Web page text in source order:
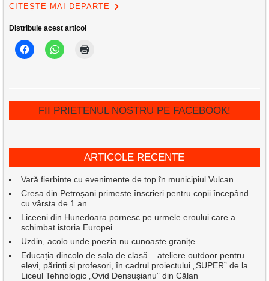
CITEȘTE MAI DEPARTE
Distribuie acest articol
FII PRIETENUL NOSTRU PE FACEBOOK!
ARTICOLE RECENTE
Vară fierbinte cu evenimente de top în municipiul Vulcan
Creșa din Petroșani primește înscrieri pentru copii începând
cu vârsta de 1 an
Liceeni din Hunedoara pornesc pe urmele eroului care a
schimbat istoria Europei
Uzdin, acolo unde poezia nu cunoaște granițe
Educația dincolo de sala de clasă – ateliere outdoor pentru
elevi, părinți și profesori, în cadrul proiectului „SUPER” de la
Liceul Tehnologic „Ovid Densușianu” din Călan